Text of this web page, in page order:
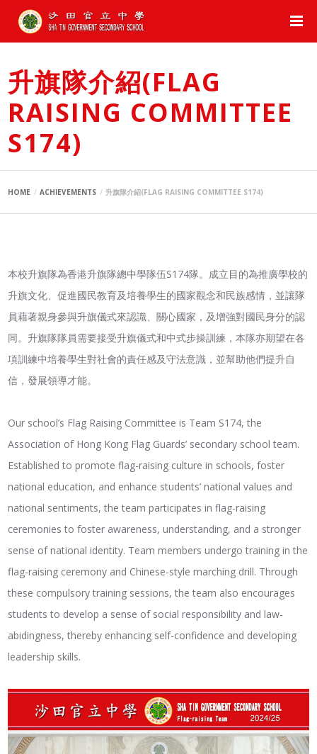
升旗隊介紹(FLAG
RAISING COMMITTEE
S174)
HOME ACHIEVEMENTS 升旗隊介紹(FLAG RAISING COMMITTEE S174)
本校升旗隊為香港升旗隊總中學隊伍S174隊。成立目的為推廣學校的
升旗文化、促進國民教育及培養學生的國家觀念和民族感情，並讓隊
員藉著親身參與升旗儀式來認識、關心國家，及增強對國民身分的認
同。升旗隊隊員需要接受升旗儀式和中式步操訓練，本隊亦期望在各
項訓練中培養學生對社會的責任感及守法意識，並幫助他們提升自
信，發展領導才能。
Our school’s Flag Raising Committee is Team S174, the
Association of Hong Kong Flag Guards’ secondary school team.
Established to promote flag-raising culture in schools, foster
national education, and enhance students’ national values ​​and
national sentiments, the team participates in flag-raising
ceremonies to foster awareness, understanding, and a stronger
sense of national identity. Team members undergo training in the
flag-raising ceremony and Chinese-style marching drill. Through
these compulsory training sessions, the team also encourages
students to develop a sense of social responsibility and law-
abidingness, thereby enhancing self-confidence and developing
leadership skills.